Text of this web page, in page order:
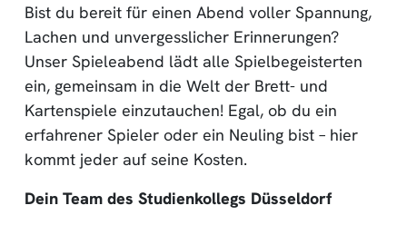
Bist du bereit für einen Abend voller Spannung,
Lachen und unvergesslicher Erinnerungen?
Unser Spieleabend lädt alle Spielbegeisterten
ein, gemeinsam in die Welt der Brett- und
Kartenspiele einzutauchen! Egal, ob du ein
erfahrener Spieler oder ein Neuling bist – hier
kommt jeder auf seine Kosten.
Dein Team des Studienkollegs Düsseldorf